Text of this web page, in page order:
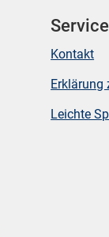
Service
Kontakt
Erklärung
Leichte